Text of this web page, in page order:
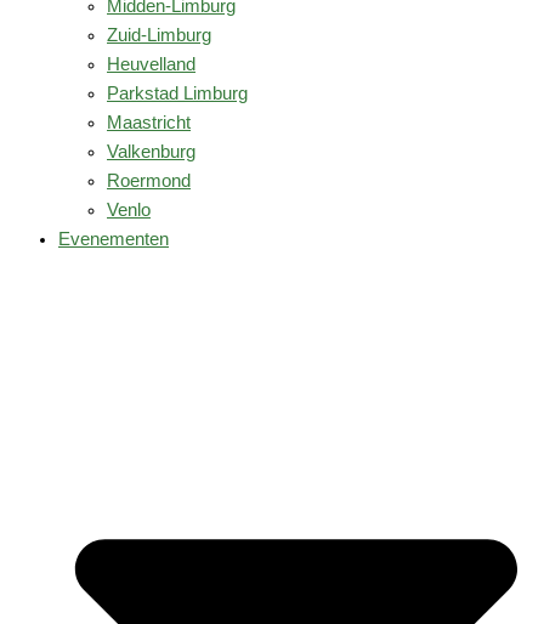
Midden-Limburg
Zuid-Limburg
Heuvelland
Parkstad Limburg
Maastricht
Valkenburg
Roermond
Venlo
Evenementen